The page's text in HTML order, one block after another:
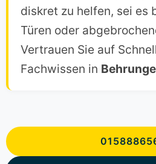
diskret zu helfen, sei es
Türen oder
Vertrauen Sie auf
Fachwissen in